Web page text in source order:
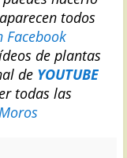
todos
Facebook
de plantas
de YOUTUBE
todas las